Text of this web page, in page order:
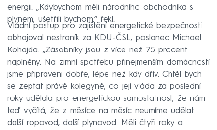
energií. „Kdybychom měli národního obchodníka s
plynem, ušetřili bychom,“ řekl.
Vládní postup pro zajištění energetické bezpečnosti
obhajoval nestraník za KDU-ČSL, poslanec Michael
Kohajda. „Zásobníky jsou z více než 75 procent
naplněny. Na zimní spotřebu přinejmenším domácností
jsme připraveni dobře, lépe než kdy dřív. Chtěl bych
se zeptat právě kolegyně, co její vláda za poslední
roky udělala pro energetickou samostatnost, že nám
teď vyčítá, že z měsíce na měsíc neumíme udělat
další ropovod, další plynovod. Měli čtyři roky a